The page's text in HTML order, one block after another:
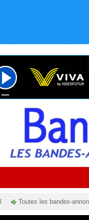
Toutes les bandes-